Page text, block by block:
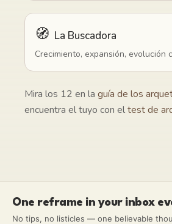
🧭 La Buscadora
Crecimiento, expansión, evolución
Mira los 12 en la guía de los
encuentra el tuyo con eltest de
One reframe in your inbox
No tips, no listicles — one believable